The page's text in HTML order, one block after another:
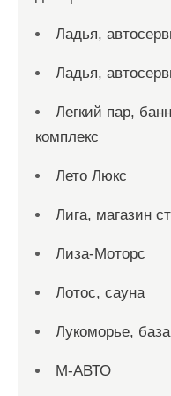
Ладья,
Ладья,
Легкий пар,
комплекс
Лето Люкс
Лига, магазин
Лиза-Моторс
Лотос, сауна
Лукоморье,
М-АВТО